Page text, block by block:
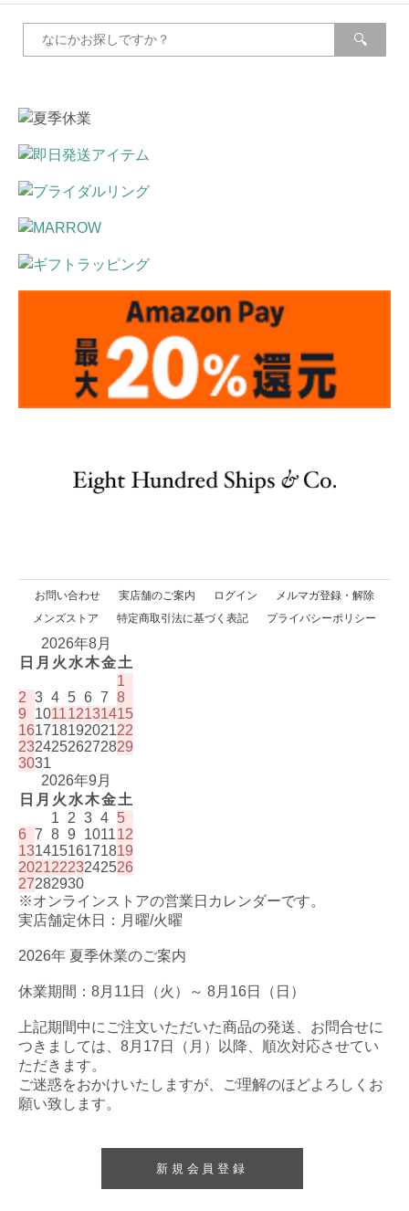
お問い合わせ 実店舗のご案内 ログイン
メルマガ登録・解除
メンズストア
特定商取引法に基づく表記 プライバシーポリシー
2026年8月
日 月 火 水木金土
1
2 3 4 5 6 7 8
9
101112131415
16171819202122
23242526272829
3031
2026年9月
日 月 火 水木金土
1
2 3 4 5
6 7 8 9 101112
13141516171819
20212223242526
27282930
※オンラインストアの営業日カレンダーです。
実店舗定休日：月曜/火曜
2026年 夏季休業のご案内
休業期間：8月11日（火）～ 8月16日（日）
上記期間中にご注文いただいた商品の発送、お問合せに
つきましては、8月17日（月）以降、順次対応させてい
ただきます。
ご迷惑をおかけいたしますが、ご理解のほどよろしくお
願い致します。
新規会員登録